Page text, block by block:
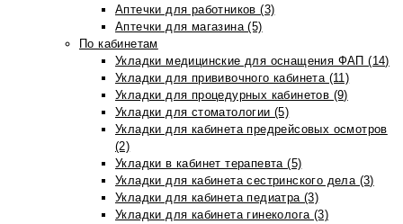
Аптечки для работников (3)
Аптечки для магазина (5)
По кабинетам
Укладки медицинские для оснащения ФАП (14)
Укладки для прививочного кабинета (11)
Укладки для процедурных кабинетов (9)
Укладки для стоматологии (5)
Укладки для кабинета предрейсовых осмотров
(2)
Укладки в кабинет терапевта (5)
Укладки для кабинета сестринского дела (3)
Укладки для кабинета педиатра (3)
Укладки для кабинета гинеколога (3)